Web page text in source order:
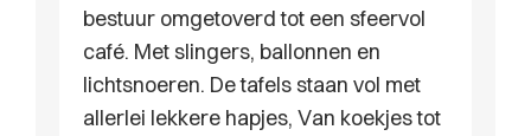
bestuur omgetoverd tot een sfeervol
café. Met slingers, ballonnen en
lichtsnoeren. De tafels staan vol met
allerlei lekkere hapjes, Van koekjes tot